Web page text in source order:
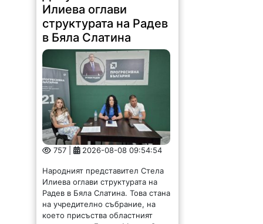
структурата на Радев
в Бяла Слатина
757 | 2026-08-08 09:54:54
Илиева оглави структурата на
Радев в Бяла Слатина. Това стана
на учредително събрание, на
което присъства областният
координатор Георги Митов. За